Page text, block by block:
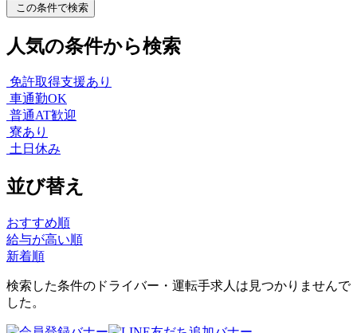
この条件で検索
人気の条件から検索
免許取得支援あり
車通勤OK
普通AT歓迎
寮あり
土日休み
並び替え
おすすめ順
給与が高い順
新着順
検索した条件のドライバー・運転手求人は見つかりませんで
した。